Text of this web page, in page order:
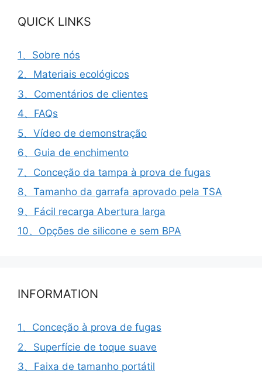
QUICK LINKS
1、Sobre nós
2、Materiais ecológicos
3、Comentários de clientes
4、FAQs
5、Vídeo de demonstração
6、Guia de enchimento
7、Conceção da tampa à prova de fugas
8、Tamanho da garrafa aprovado pela TSA
9、Fácil recarga Abertura larga
10、Opções de silicone e sem BPA
INFORMATION
1、Conceção à prova de fugas
2、Superfície de toque suave
3、Faixa de tamanho portátil